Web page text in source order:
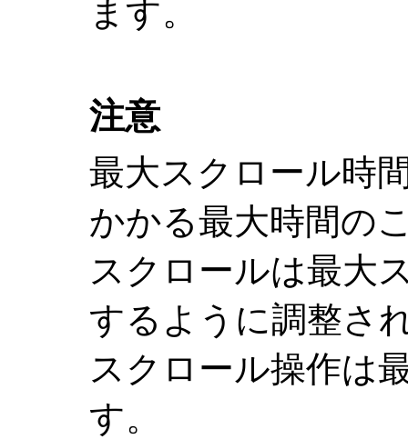
ます。
注意
最大スクロール時
かかる最大時間の
スクロールは最大
するように調整さ
スクロール操作は
す。